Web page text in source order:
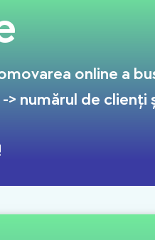
online a
numărul de